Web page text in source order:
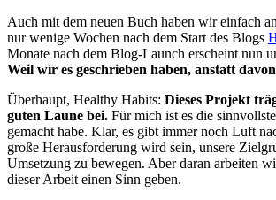
Auch mit dem neuen Buch haben wir einfach
nur wenige Wochen nach dem Start des Blogs
Monate nach dem Blog-Launch erscheint nun
Weil wir es geschrieben haben, anstatt
Überhaupt, Healthy Habits: Dieses Projekt
guten Laune bei. Für mich ist es die
gemacht habe. Klar, es gibt immer noch Luft
große Herausforderung wird sein, unsere
Umsetzung zu bewegen. Aber daran arbeiten
dieser Arbeit einen Sinn geben.